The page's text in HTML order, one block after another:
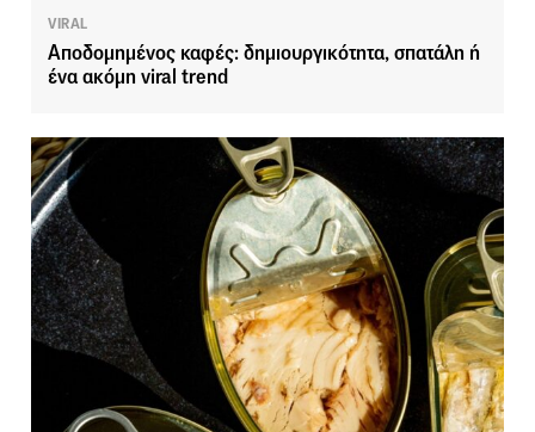
VIRAL
Αποδομημένος καφές: δημιουργικότητα, σπατάλη ή
ένα ακόμη viral trend